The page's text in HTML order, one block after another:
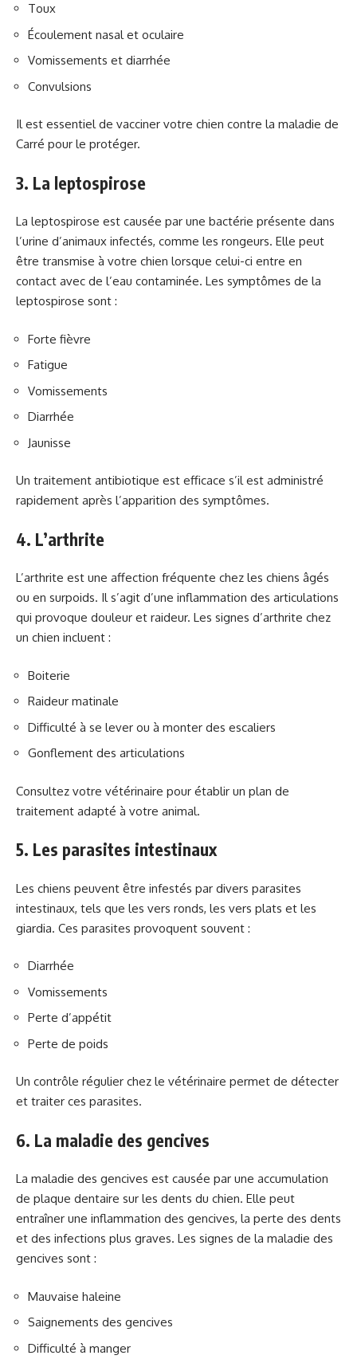
Toux
Écoulement nasal et oculaire
Vomissements et diarrhée
Convulsions
Il est essentiel de vacciner votre chien contre la maladie de
Carré pour le protéger.
3. La leptospirose
La leptospirose est causée par une bactérie présente dans
l’urine d’animaux infectés, comme les rongeurs. Elle peut
être transmise à votre chien lorsque celui-ci entre en
contact avec de l’eau contaminée. Les symptômes de la
leptospirose sont :
Forte fièvre
Fatigue
Vomissements
Diarrhée
Jaunisse
Un traitement antibiotique est efficace s’il est administré
rapidement après l’apparition des symptômes.
4. L’arthrite
L’arthrite est une affection fréquente chez les chiens âgés
ou en surpoids. Il s’agit d’une inflammation des articulations
qui provoque douleur et raideur. Les signes d’arthrite chez
un chien incluent :
Boiterie
Raideur matinale
Difficulté à se lever ou à monter des escaliers
Gonflement des articulations
Consultez votre vétérinaire pour établir un plan de
traitement adapté à votre animal.
5. Les parasites intestinaux
Les chiens peuvent être infestés par divers parasites
intestinaux, tels que les vers ronds, les vers plats et les
giardia. Ces parasites provoquent souvent :
Diarrhée
Vomissements
Perte d’appétit
Perte de poids
Un contrôle régulier chez le vétérinaire permet de détecter
et traiter ces parasites.
6. La maladie des gencives
La maladie des gencives est causée par une accumulation
de plaque dentaire sur les dents du chien. Elle peut
entraîner une inflammation des gencives, la perte des dents
et des infections plus graves. Les signes de la maladie des
gencives sont :
Mauvaise haleine
Saignements des gencives
Difficulté à manger